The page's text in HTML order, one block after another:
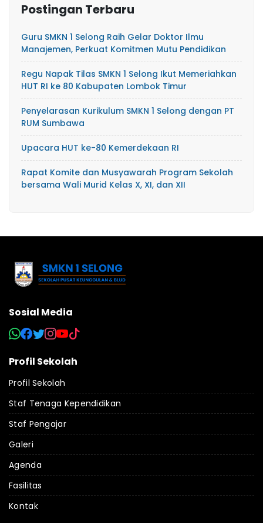
Postingan Terbaru
Guru SMKN 1 Selong Raih Gelar Doktor Ilmu
Manajemen, Perkuat Komitmen Mutu Pendidikan
Regu Napak Tilas SMKN 1 Selong Ikut Memeriahkan
HUT RI ke 80 Kabupaten Lombok Timur
Penyelarasan Kurikulum SMKN 1 Selong dengan PT
RUM Sumbawa
Upacara HUT ke-80 Kemerdekaan RI
Rapat Komite dan Musyawarah Program Sekolah
bersama Wali Murid Kelas X, XI, dan XII
Sosial Media
Profil Sekolah
Profil Sekolah
Staf Tenaga Kependidikan
Staf Pengajar
Galeri
Agenda
Fasilitas
Kontak